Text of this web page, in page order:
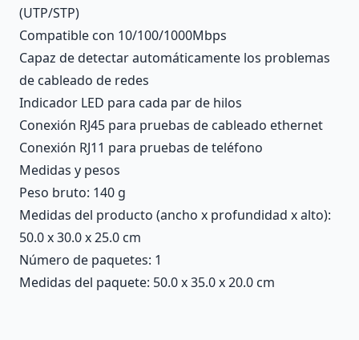
(UTP/STP)
Compatible con 10/100/1000Mbps
Capaz de detectar automáticamente los problemas
de cableado de redes
Indicador LED para cada par de hilos
Conexión RJ45 para pruebas de cableado ethernet
Conexión RJ11 para pruebas de teléfono
Medidas y pesos
Peso bruto: 140 g
Medidas del producto (ancho x profundidad x alto):
50.0 x 30.0 x 25.0 cm
Número de paquetes: 1
Medidas del paquete: 50.0 x 35.0 x 20.0 cm